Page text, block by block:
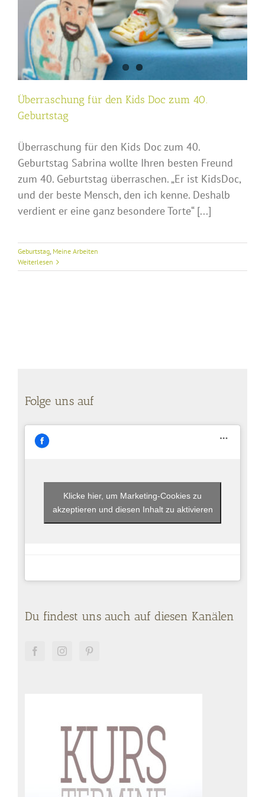
Überraschung für den Kids Doc zum 40.
Geburtstag
Überraschung für den Kids Doc zum 40.
Geburtstag Sabrina wollte Ihren besten Freund
zum 40. Geburtstag überraschen. „Er ist KidsDoc,
und der beste Mensch, den ich kenne. Deshalb
verdient er eine ganz besondere Torte“ [...]
Geburtstag, Meine Arbeiten
Weiterlesen
Folge uns auf
Klicke hier, um Marketing-Cookies zu
akzeptieren und diesen Inhalt zu aktivieren
Du findest uns auch auf diesen Kanälen